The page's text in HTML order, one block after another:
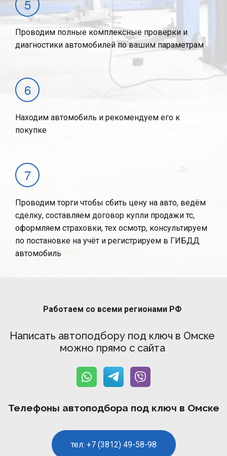
Проводим полные комплексные проверки и
диагностики автомобилей по вашим параметрам
Находим автомобиль и рекомендуем его к
покупке
Проводим торги чтобы сбить цену на авто, ведём
сделку, составляем договор купли продажи тс,
оформляем страховки, тех осмотр, консультируем
по постановке на учёт и регистрируем в ГИБДД
автомобиль
Работаем со всеми регионами РФ
Написать автоподбору под ключ в Омске
можно прямо с сайта
Телефоны автоподбора под ключ в Омске
тел: +7 (3812) 49-58-98